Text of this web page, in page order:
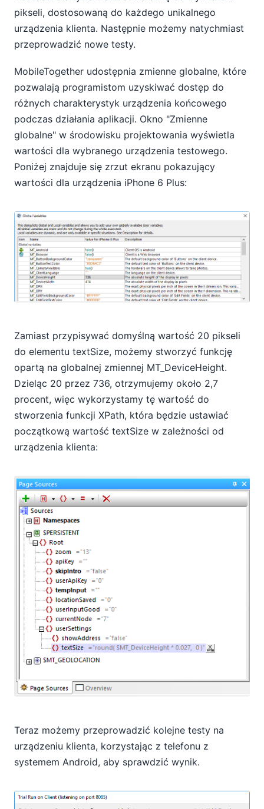
pikseli, dostosowaną do każdego unikalnego
urządzenia klienta. Następnie możemy natychmiast
przeprowadzić nowe testy.
MobileTogether udostępnia zmienne globalne, które
pozwalają programistom uzyskiwać dostęp do
różnych charakterystyk urządzenia końcowego
podczas działania aplikacji. Okno "Zmienne
globalne" w środowisku projektowania wyświetla
wartości dla wybranego urządzenia testowego.
Poniżej znajduje się zrzut ekranu pokazujący
wartości dla urządzenia iPhone 6 Plus:
Zamiast przypisywać domyślną wartość 20 pikseli
do elementu textSize, możemy stworzyć funkcję
opartą na globalnej zmiennej MT_DeviceHeight.
Dzieląc 20 przez 736, otrzymujemy około 2,7
procent, więc wykorzystamy tę wartość do
stworzenia funkcji XPath, która będzie ustawiać
początkową wartość textSize w zależności od
urządzenia klienta:
Teraz możemy przeprowadzić kolejne testy na
urządzeniu klienta, korzystając z telefonu z
systemem Android, aby sprawdzić wynik.